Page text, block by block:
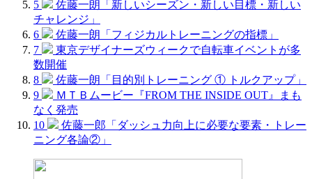
5
佐藤一朗「新しいシーズン・新しい目標・新しい
チャレンジ」
6
佐藤一朗「フィジカルトレーニングの指標」
7
東京デザイナーズウィークで自転車イベントが多
数開催
8
佐藤一朗「目的別トレーニング ① トルクアップ」
9
ＭＴＢムービー『FROM THE INSIDE OUT』まも
なく発売
10
佐藤一郎「ダッシュ力向上に必要な要素・トレー
ニング各論②」